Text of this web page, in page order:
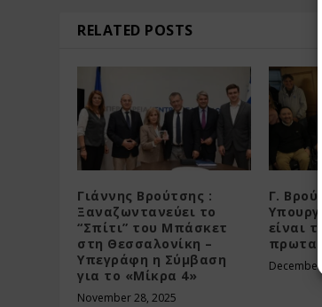
RELATED POSTS
Γιάννης Βρούτσης :
Ξαναζωντανεύει το
“Σπίτι” του Μπάσκετ
στη Θεσσαλονίκη –
Υπεγράφη η Σύμβαση
για το «Μίκρα 4»
November 28, 2025
Γ.
είναι
December